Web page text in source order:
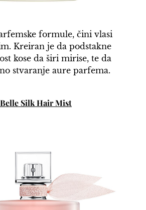
formule, čini vlasi
Kreiran je da podstakne
kose da širi mirise, te da
stvaranje aure parfema.
Silk Hair Mist